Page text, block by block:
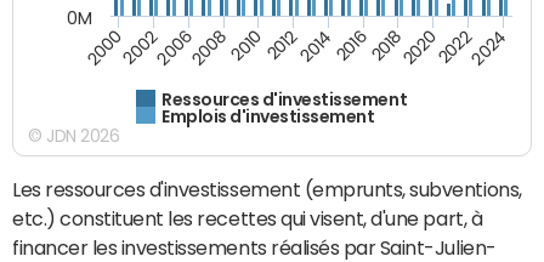
Ressources d'investissement
Emplois d'investissement
20002002200620082010 2012201420162018202020222024
0M
© JDN 2026
Les ressources d'investissement (emprunts, subventions,
etc.) constituent les recettes qui visent, d'une part, à
financer les investissements réalisés par Saint-Julien-